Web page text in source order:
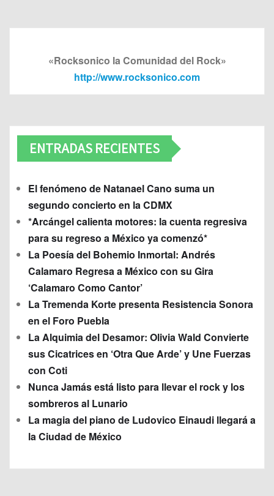
«Rocksonico la Comunidad del Rock»
http://www.rocksonico.com
ENTRADAS RECIENTES
El fenómeno de Natanael Cano suma un
segundo concierto en la CDMX
*Arcángel calienta motores: la cuenta regresiva
para su regreso a México ya comenzó*
La Poesía del Bohemio Inmortal: Andrés
Calamaro Regresa a México con su Gira
‘Calamaro Como Cantor’
La Tremenda Korte presenta Resistencia Sonora
en el Foro Puebla
La Alquimia del Desamor: Olivia Wald Convierte
sus Cicatrices en ‘Otra Que Arde’ y Une Fuerzas
con Coti
Nunca Jamás está listo para llevar el rock y los
sombreros al Lunario
La magia del piano de Ludovico Einaudi llegará a
la Ciudad de México